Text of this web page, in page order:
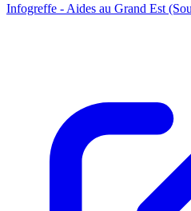
Infogreffe - Aides au Grand Est